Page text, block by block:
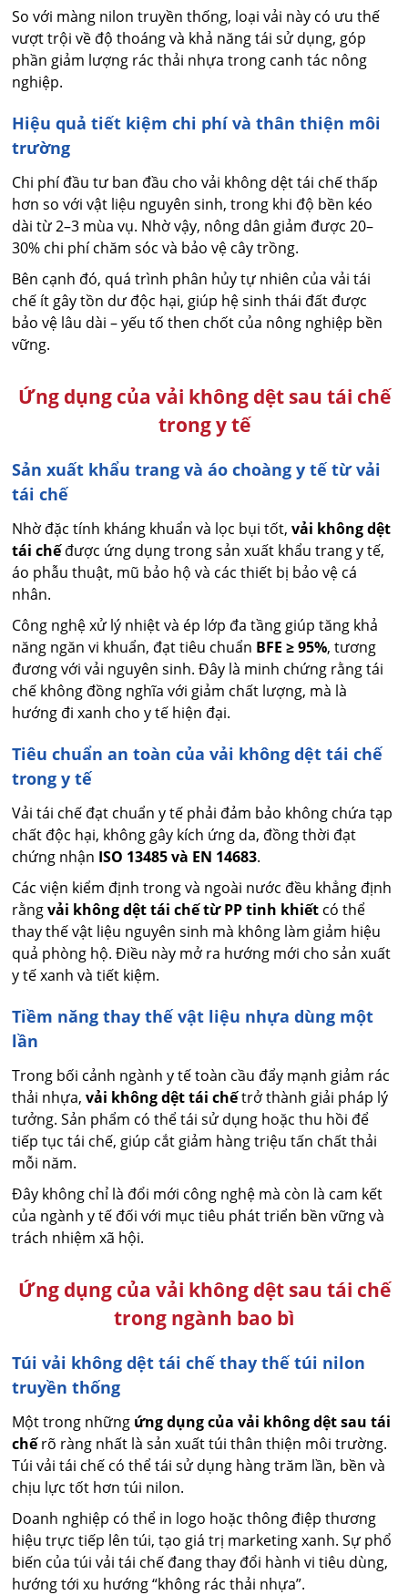
So với màng nilon truyền thống, loại vải này có ưu thế
vượt trội về độ thoáng và khả năng tái sử dụng, góp
phần giảm lượng rác thải nhựa trong canh tác nông
nghiệp.
Hiệu quả tiết kiệm chi phí và thân thiện môi
trường
Chi phí đầu tư ban đầu cho vải không dệt tái chế thấp
hơn so với vật liệu nguyên sinh, trong khi độ bền kéo
dài từ 2–3 mùa vụ. Nhờ vậy, nông dân giảm được 20–
30% chi phí chăm sóc và bảo vệ cây trồng.
Bên cạnh đó, quá trình phân hủy tự nhiên của vải tái
chế ít gây tồn dư độc hại, giúp hệ sinh thái đất được
bảo vệ lâu dài – yếu tố then chốt của nông nghiệp bền
vững.
Ứng dụng của vải không dệt sau tái chế
trong y tế
Sản xuất khẩu trang và áo choàng y tế từ vải
tái chế
Nhờ đặc tính kháng khuẩn và lọc bụi tốt,vải không dệt
tái chếđược ứng dụng trong sản xuất khẩu trang y tế,
áo phẫu thuật, mũ bảo hộ và các thiết bị bảo vệ cá
nhân.
Công nghệ xử lý nhiệt và ép lớp đa tầng giúp tăng khả
năng ngăn vi khuẩn, đạt tiêu chuẩn BFE ≥ 95%, tương
đương với vải nguyên sinh. Đây là minh chứng rằng tái
chế không đồng nghĩa với giảm chất lượng, mà là
hướng đi xanh cho y tế hiện đại.
Tiêu chuẩn an toàn của vải không dệt tái chế
trong y tế
Vải tái chế đạt chuẩn y tế phải đảm bảo không chứa tạp
chất độc hại, không gây kích ứng da, đồng thời đạt
chứng nhận ISO 13485 và EN 14683.
Các viện kiểm định trong và ngoài nước đều khẳng định
rằngvải không dệt tái chế từ PP tinh khiết có thể
thay thế vật liệu nguyên sinh mà không làm giảm hiệu
quả phòng hộ. Điều này mở ra hướng mới cho sản xuất
y tế xanh và tiết kiệm.
Tiềm năng thay thế vật liệu nhựa dùng một
lần
Trong bối cảnh ngành y tế toàn cầu đẩy mạnh giảm rác
thải nhựa,vải không dệt tái chếtrở thành giải pháp lý
tưởng. Sản phẩm có thể tái sử dụng hoặc thu hồi để
tiếp tục tái chế, giúp cắt giảm hàng triệu tấn chất thải
mỗi năm.
Đây không chỉ là đổi mới công nghệ mà còn là cam kết
của ngành y tế đối với mục tiêu phát triển bền vững và
trách nhiệm xã hội.
Ứng dụng của vải không dệt sau tái chế
trong ngành bao bì
Túi vải không dệt tái chế thay thế túi nilon
truyền thống
Một trong những ứng dụng của vải không dệt sau tái
chếrõ ràng nhất là sản xuất túi thân thiện môi trường.
Túi vải tái chế có thể tái sử dụng hàng trăm lần, bền và
chịu lực tốt hơn túi nilon.
Doanh nghiệp có thể in logo hoặc thông điệp thương
hiệu trực tiếp lên túi, tạo giá trị marketing xanh. Sự phổ
biến của túi vải tái chế đang thay đổi hành vi tiêu dùng,
hướng tới xu hướng “không rác thải nhựa”.